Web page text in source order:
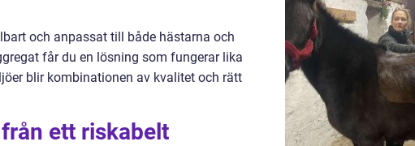
och anpassat till både hästarna och
får du en lösning som fungerar lika
blir kombinationen av kvalitet och rätt
ett riskabelt